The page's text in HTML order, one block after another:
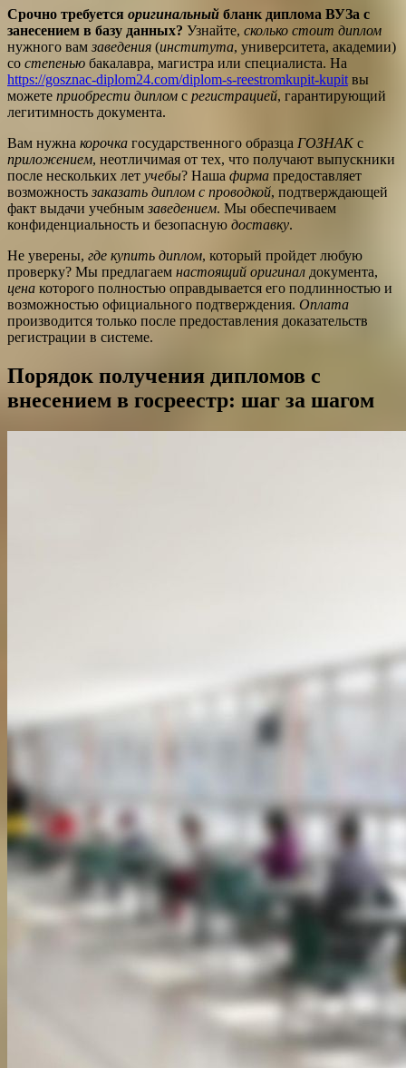
Срочно требуется оригинальный бланк диплома ВУЗа с
занесением в базу данных? Узнайте, сколько стоит диплом
нужного вам заведения (института, университета, академии)
со степенью бакалавра, магистра или специалиста. На
https://gosznac-diplom24.com/diplom-s-reestromkupit-kupit вы
можете приобрести диплом с регистрацией, гарантирующий
легитимность документа.
Вам нужна корочка государственного образца ГОЗНАК с
приложением, неотличимая от тех, что получают выпускники
после нескольких лет учебы? Наша фирма предоставляет
возможность заказать диплом с проводкой, подтверждающей
факт выдачи учебным заведением. Мы обеспечиваем
конфиденциальность и безопасную доставку.
Не уверены, где купить диплом, который пройдет любую
проверку? Мы предлагаем настоящий оригинал документа,
цена которого полностью оправдывается его подлинностью и
возможностью официального подтверждения. Оплата
производится только после предоставления доказательств
регистрации в системе.
Порядок получения дипломов с
внесением в госреестр: шаг за шагом